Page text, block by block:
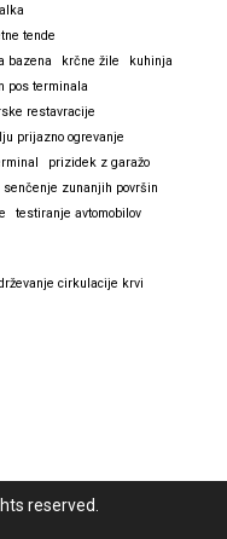
tende
bazena krčne žile
kuhinja
pos terminala
restavracije
prijazno ogrevanje
prizidek z garažo
senčenje zunanjih površin
testiranje avtomobilov
cirkulacije krvi
reserved.